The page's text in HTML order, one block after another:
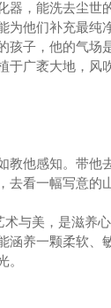
器，能洗去尘世
为他们补充最纯
孩子，他的气场
于广袤大地，风
教他感知。带他
去看一幅写意的
术与美，是滋养
涵养一颗柔软、
。